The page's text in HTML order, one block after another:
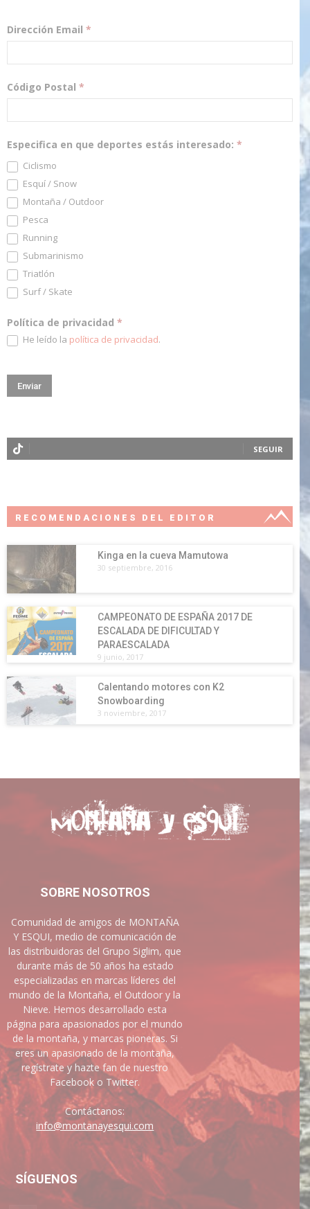
Dirección Email *
Código Postal *
Especifica en que deportes estás interesado: *
Ciclismo
Esquí / Snow
Montaña / Outdoor
Pesca
Running
Submarinismo
Triatlón
Surf / Skate
Política de privacidad *
He leído la política de privacidad.
SEGUIR
RECOMENDACIONES DEL EDITOR
Kinga en la cueva Mamutowa
30 septiembre, 2016
CAMPEONATO DE ESPAÑA 2017 DE
ESCALADA DE DIFICULTAD Y
PARAESCALADA
9 junio, 2017
Calentando motores con K2
Snowboarding
3 noviembre, 2017
SOBRE NOSOTROS
Comunidad de amigos de MONTAÑA
Y ESQUI, medio de comunicación de
las distribuidoras del Grupo Siglim, que
durante más de 50 años ha estado
especializadas en marcas líderes del
mundo de la Montaña, el Outdoor y la
Nieve. Hemos desarrollado esta
página para apasionados por el mundo
de la montaña, y marcas pioneras. Si
eres un apasionado de la montaña,
regístrate y hazte fan de nuestro
Facebook o Twitter.
Contáctanos:
info@montanayesqui.com
SÍGUENOS